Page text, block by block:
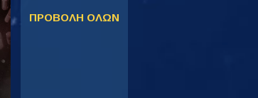
ΠΡΟΒΟΛΗ ΟΛΩΝ